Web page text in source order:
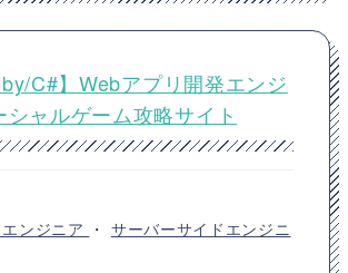
C#】Webアプリ開発エンジ
ャルゲーム攻略サイト
ンジニア ・ サーバーサイドエンジニ